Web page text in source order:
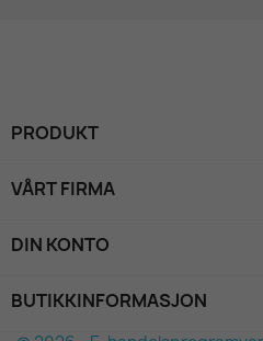
PRODUKT
VÅRT FIRMA
DIN KONTO
BUTIKKINFORMASJON